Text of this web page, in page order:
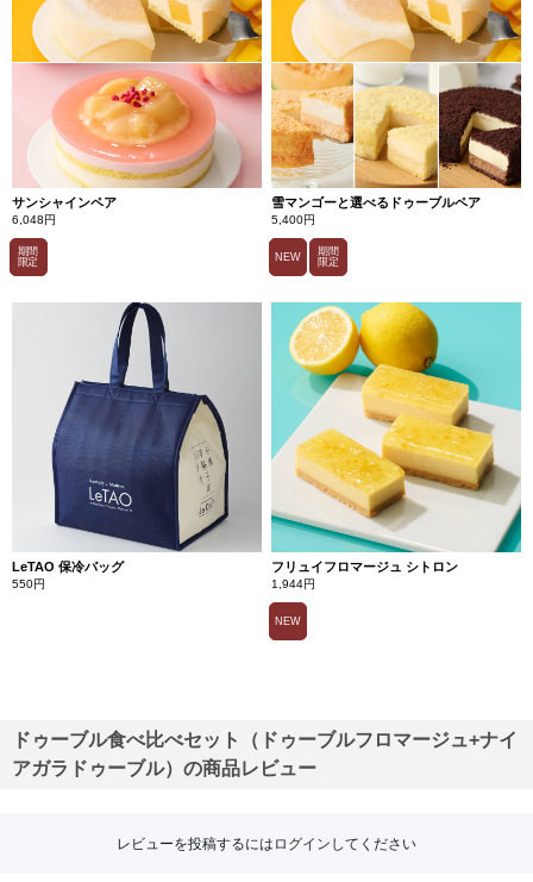
サンシャインペア
6,048円
期間
限定
雪マンゴーと選べるドゥーブルペア
5,400円
NEW
期間
限定
LeTAO 保冷バッグ
550円
フリュイフロマージュ シトロン
1,944円
NEW
ドゥーブル食べ比べセット（ドゥーブルフロマージュ+ナイ
アガラドゥーブル）の商品レビュー
レビューを投稿するには ログイン してください